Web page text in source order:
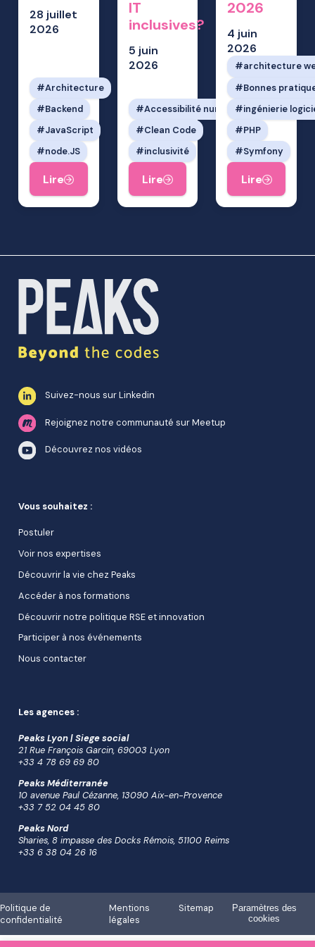
28 juillet
2026
Architecture
Backend
JavaScript
node.JS
Lire
IT
inclusives?
5 juin
2026
Accessibilité numérique
Clean Code
inclusivité
Lire
2026
4 juin
2026
architecture
Bonnes
ingénierie
PHP
Symfony
Lire
Suivez-nous sur Linkedin
Rejoignez notre communauté sur Meetup
Découvrez nos vidéos
Vous souhaitez :
Postuler
Voir nos expertises
Découvrir la vie chez Peaks
Accéder à nos formations
Découvrir notre politique RSE et innovation
Participer à nos événements
Nous contacter
Les agences :
Peaks Lyon | Siege social
21 Rue François Garcin, 69003 Lyon
+33 4 78 69 69 80
Peaks Méditerranée
10 avenue Paul Cézanne, 13090 Aix-en-Provence
+33 7 52 04 45 80
Peaks Nord
Sharies, 8 impasse des Docks Rémois, 51100 Reims
+33 6 38 04 26 16
Politique de
confidentialité
Mentions
légales
Sitemap
Paramètres des
cookies